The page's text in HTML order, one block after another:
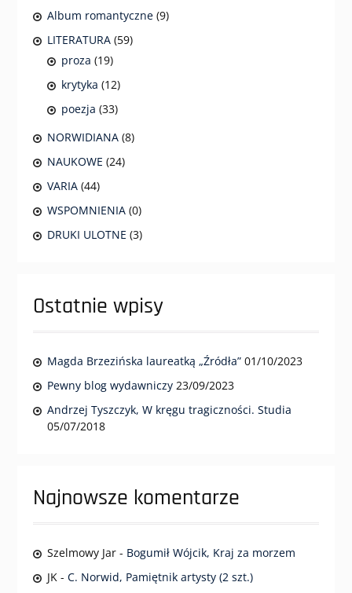
Album romantyczne (9)
LITERATURA (59)
proza (19)
krytyka (12)
poezja (33)
NORWIDIANA (8)
NAUKOWE (24)
VARIA (44)
WSPOMNIENIA (0)
DRUKI ULOTNE (3)
Ostatnie wpisy
Magda Brzezińska laureatką „Źródła” 01/10/2023
Pewny blog wydawniczy 23/09/2023
Andrzej Tyszczyk, W kręgu tragiczności. Studia
05/07/2018
Najnowsze komentarze
Szelmowy Jar- Bogumił Wójcik, Kraj za morzem
JK- C. Norwid, Pamiętnik artysty (2 szt.)